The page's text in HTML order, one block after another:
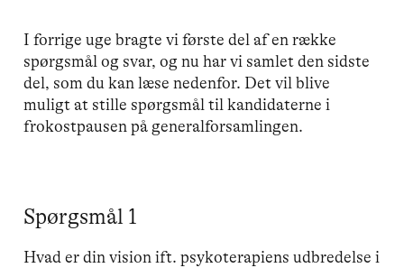
I forrige uge bragte vi første del af en række
spørgsmål og svar, og nu har vi samlet den sidste
del, som du kan læse nedenfor. Det vil blive
muligt at stille spørgsmål til kandidaterne i
frokostpausen på generalforsamlingen.
Spørgsmål 1
Hvad er din vision ift. psykoterapiens udbredelse i